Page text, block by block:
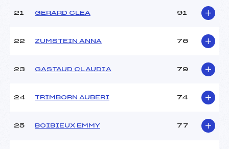
21 GERARD CLEA 91
22 ZUMSTEIN ANNA 76
23 GASTAUD CLAUDIA 79
24 TRIMBORN AUBERI 74
25 BOIBIEUX EMMY 77